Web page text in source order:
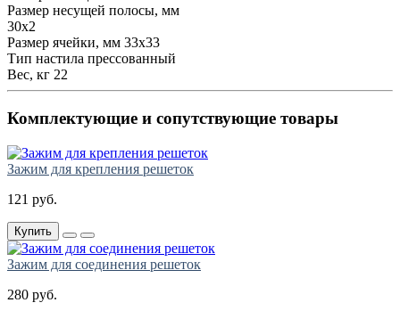
Размер несущей полосы, мм
30х2
Размер ячейки, мм 33х33
Тип настила прессованный
Вес, кг 22
Комплектующие и сопутствующие товары
Зажим для крепления решеток
121 руб.
Купить
Зажим для соединения решеток
280 руб.